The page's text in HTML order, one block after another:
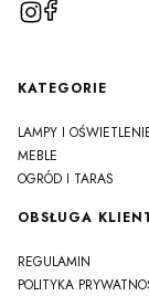
Linki w stopce
KATEGORIE
LAMPY I
MEBLE
OGRÓD I TARAS
OBSŁUGA
REGULAMIN
POLITYKA